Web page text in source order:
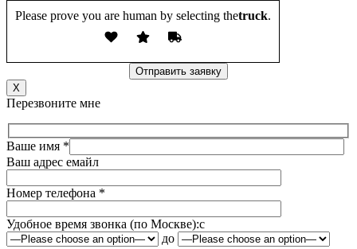
Please prove you are human by selecting thetruck.
X
Перезвоните мне
Ваше имя *
Ваш адрес емайл
Номер телефона *
Удобное время звонка (по Москве):c
до